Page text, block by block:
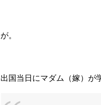
が。
出国当日にマダム（嫁）が